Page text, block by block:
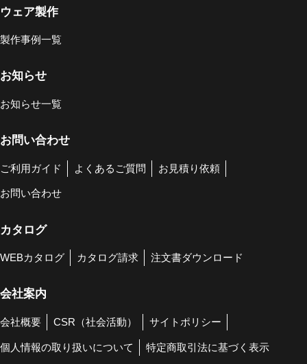
ウェア製作
製作事例一覧
お知らせ
お知らせ一覧
お問い合わせ
ご利用ガイド よくあるご質問 お見積り依頼
お問い合わせ
カタログ
WEBカタログ カタログ請求 注文書ダウンロード
会社案内
会社概要 CSR（社会活動） サイトポリシー
個人情報の取り扱いについて 特定商取引法に基づく表示